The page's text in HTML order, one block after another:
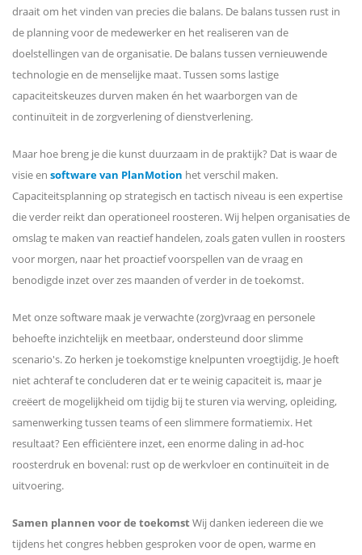
draait om het vinden van precies die balans. De balans tussen rust in
de planning voor de medewerker en het realiseren van de
doelstellingen van de organisatie. De balans tussen vernieuwende
technologie en de menselijke maat. Tussen soms lastige
capaciteitskeuzes durven maken én het waarborgen van de
continuïteit in de zorgverlening of dienstverlening.
Maar hoe breng je die kunst duurzaam in de praktijk? Dat is waar de
visie en software van PlanMotion het verschil maken.
Capaciteitsplanning op strategisch en tactisch niveau is een expertise
die verder reikt dan operationeel roosteren. Wij helpen organisaties de
omslag te maken van reactief handelen, zoals gaten vullen in roosters
voor morgen, naar het proactief voorspellen van de vraag en
benodigde inzet over zes maanden of verder in de toekomst.
Met onze software maak je verwachte (zorg)vraag en personele
behoefte inzichtelijk en meetbaar, ondersteund door slimme
scenario's. Zo herken je toekomstige knelpunten vroegtijdig. Je hoeft
niet achteraf te concluderen dat er te weinig capaciteit is, maar je
creëert de mogelijkheid om tijdig bij te sturen via werving, opleiding,
samenwerking tussen teams of een slimmere formatiemix. Het
resultaat? Een efficiëntere inzet, een enorme daling in ad-hoc
roosterdruk en bovenal: rust op de werkvloer en continuïteit in de
uitvoering.
Samen plannen voor de toekomst Wij danken iedereen die we
tijdens het congres hebben gesproken voor de open, warme en